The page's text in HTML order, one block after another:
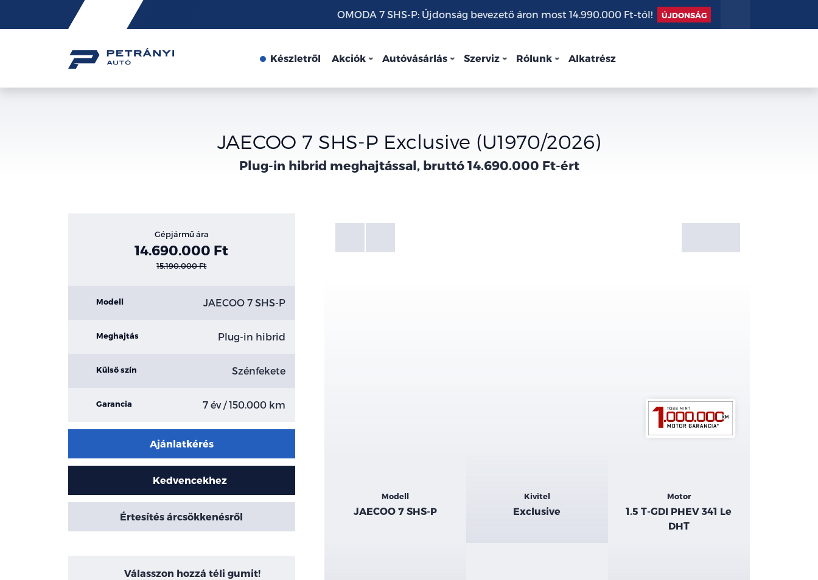
Friss
hírek
OMODA 7 SHS-P: Újdonság bevezető áron most 14.990.000 Ft-tól! ÚJDONSÁG
Készletről Akciók Autóvásárlás Szerviz Rólunk Alkatrész
JAECOO 7 SHS-P Exclusive (U1970/2026)
Plug-in hibrid meghajtással, bruttó 14.690.000 Ft-ért
Gépjármű ára
14.690.000 Ft
15.190.000 Ft
Modell JAECOO 7 SHS-P
Meghajtás Plug-in hibrid
Külső szín Szénfekete
Garancia 7 év / 150.000 km
Ajánlatkérés
Kedvencekhez
Értesítés árcsökkenésről
Válasszon hozzá téli gumit!
Galéria
Kiemelt
adatok
Modell
JAECOO 7 SHS-P
Kivitel
Exclusive
Motor
1.5 T-GDI PHEV 341 Le
DHT